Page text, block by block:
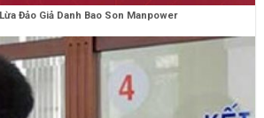
Đảo Giả Danh Bao Son Manpower